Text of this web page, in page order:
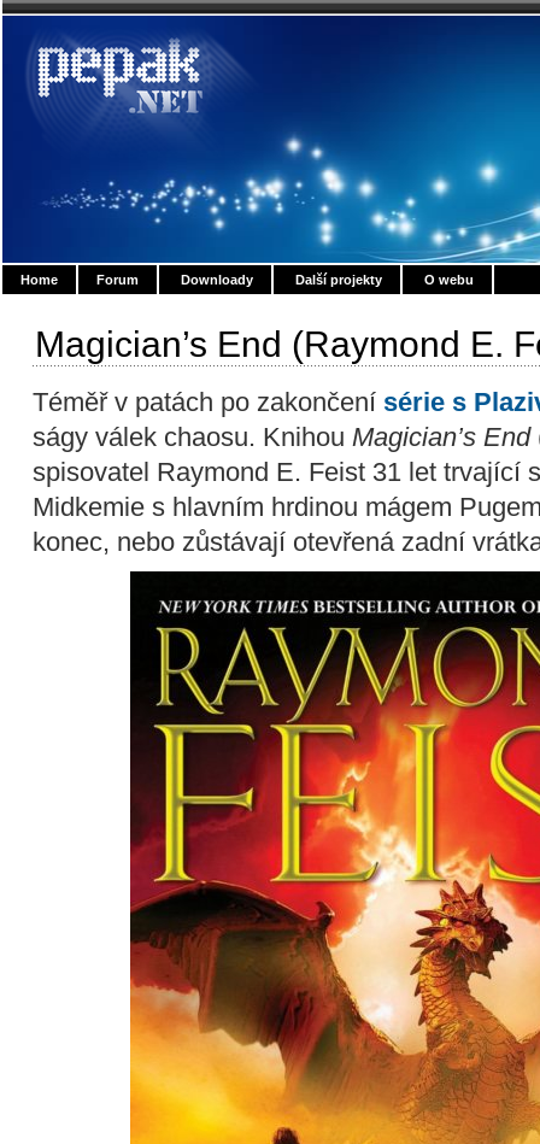
Home Forum Downloady Další projekty O webu
Magician’s End (Raymond E.
Téměř v patách po zakončení série s
ságy válek chaosu. Knihou Magician’s End
spisovatel Raymond E. Feist 31 let trvající
Midkemie s hlavním hrdinou mágem
konec, nebo zůstávají otevřená zadní